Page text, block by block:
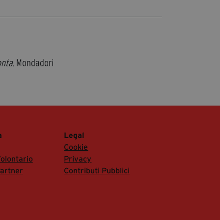
, Mondadori
Legal
Cookie
Privacy
Contributi Pubblici